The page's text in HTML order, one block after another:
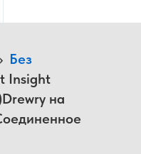
› Без
Insight
на